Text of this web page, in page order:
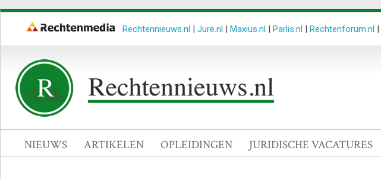
Rechtennieuws.nl | Jure.nl | Maxius.nl | Parlis.nl | Rechtenforum.nl |
NIEUWS ARTIKELEN OPLEIDINGEN JURIDISCHE VACATURES